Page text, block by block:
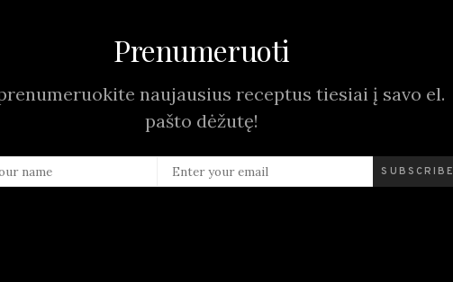
Prenumeruoti
naujausius receptus tiesiai į savo el.
pašto dėžutę!
SUBSCRIBE